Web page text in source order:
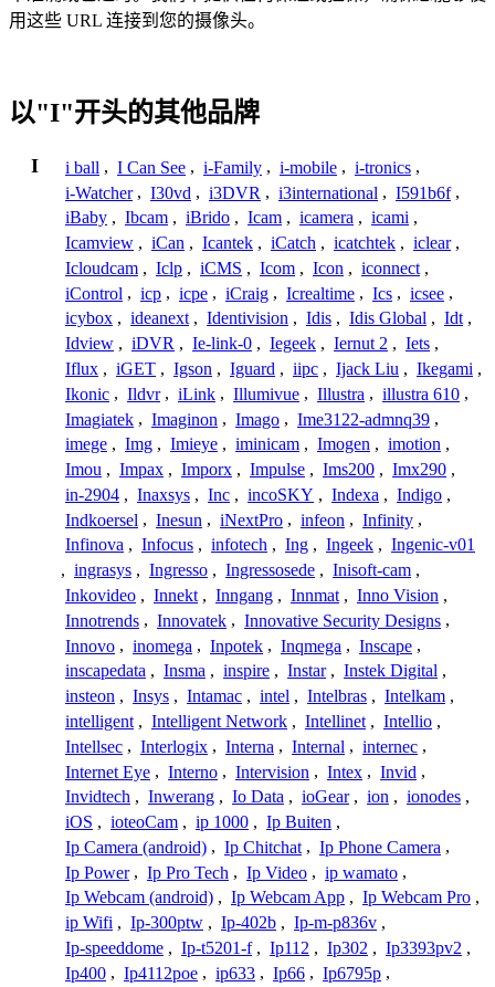
用这些 URL 连接到您的摄像头。
以"I"开头的其他品牌
I i ball , I Can See , i-Family , i-mobile , i-tronics ,
i-Watcher , I30vd , i3DVR , i3international , I591b6f ,
iBaby , Ibcam , iBrido , Icam , icamera , icami ,
Icamview , iCan , Icantek , iCatch , icatchtek , iclear ,
Icloudcam , Iclp , iCMS , Icom , Icon , iconnect ,
iControl , icp , icpe , iCraig , Icrealtime , Ics , icsee ,
icybox , ideanext , Identivision , Idis , Idis Global , Idt ,
Idview , iDVR , Ie-link-0 , Iegeek , Iernut 2 , Iets ,
Iflux , iGET , Igson , Iguard , iipc , Ijack Liu , Ikegami ,
Ikonic , Ildvr , iLink , Illumivue , Illustra , illustra 610 ,
Imagiatek , Imaginon , Imago , Ime3122-admnq39 ,
imege , Img , Imieye , iminicam , Imogen , imotion ,
Imou , Impax , Imporx , Impulse , Ims200 , Imx290 ,
in-2904 , Inaxsys , Inc , incoSKY , Indexa , Indigo ,
Indkoersel , Inesun , iNextPro , infeon , Infinity ,
Infinova , Infocus , infotech , Ing , Ingeek , Ingenic-v01
, ingrasys , Ingresso , Ingressosede , Inisoft-cam ,
Inkovideo , Innekt , Inngang , Innmat , Inno Vision ,
Innotrends , Innovatek , Innovative Security Designs ,
Innovo , inomega , Inpotek , Inqmega , Inscape ,
inscapedata , Insma , inspire , Instar , Instek Digital ,
insteon , Insys , Intamac , intel , Intelbras , Intelkam ,
intelligent , Intelligent Network , Intellinet , Intellio ,
Intellsec , Interlogix , Interna , Internal , internec ,
Internet Eye , Interno , Intervision , Intex , Invid ,
Invidtech , Inwerang , Io Data , ioGear , ion , ionodes ,
iOS , ioteoCam , ip 1000 , Ip Buiten ,
Ip Camera (android) , Ip Chitchat , Ip Phone Camera ,
Ip Power , Ip Pro Tech , Ip Video , ip wamato ,
Ip Webcam (android) , Ip Webcam App , Ip Webcam Pro ,
ip Wifi , Ip-300ptw , Ip-402b , Ip-m-p836v ,
Ip-speeddome , Ip-t5201-f , Ip112 , Ip302 , Ip3393pv2 ,
Ip400 , Ip4112poe , ip633 , Ip66 , Ip6795p ,